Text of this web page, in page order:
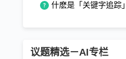
什麽是「关键字追踪」
议题精选－AI专栏